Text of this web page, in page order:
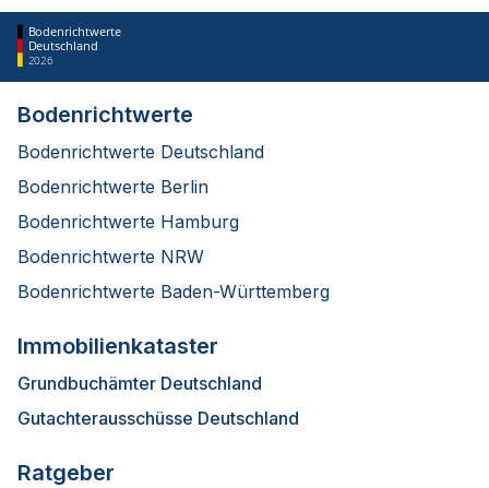
Bodenrichtwerte
Deutschland
2026
Bodenrichtwerte
Bodenrichtwerte Deutschland
Bodenrichtwerte Berlin
Bodenrichtwerte Hamburg
Bodenrichtwerte NRW
Bodenrichtwerte Baden-Württemberg
Immobilienkataster
Grundbuchämter Deutschland
Gutachterausschüsse Deutschland
Ratgeber